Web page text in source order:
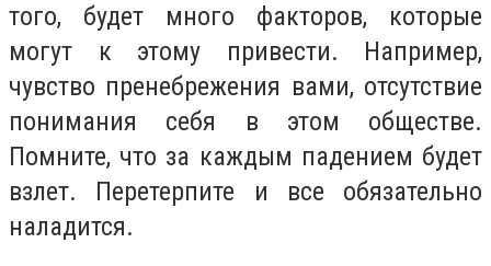
того, будет много факторов, которые
могут к этому привести. Например,
чувство пренебрежения вами, отсутствие
понимания себя в этом обществе.
Помните, что за каждым падением будет
взлет. Перетерпите и все обязательно
наладится.